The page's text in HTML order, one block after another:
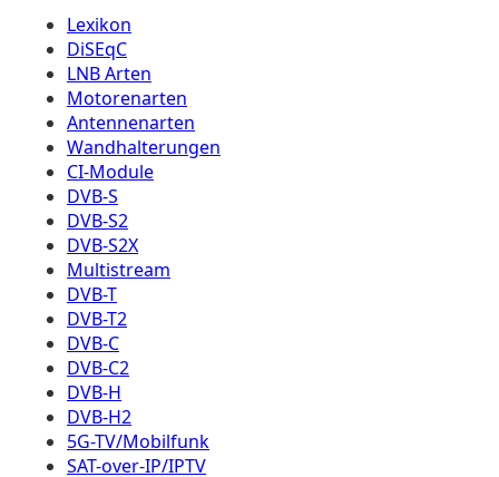
Lexikon
DiSEqC
LNB Arten
Motorenarten
Antennenarten
Wandhalterungen
CI-Module
DVB-S
DVB-S2
DVB-S2X
Multistream
DVB-T
DVB-T2
DVB-C
DVB-C2
DVB-H
DVB-H2
5G-TV/Mobilfunk
SAT-over-IP/IPTV